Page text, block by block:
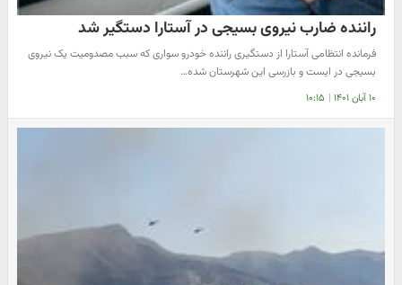
راننده ضارب نیروی بسیجی در آستارا دستگیر شد
فرمانده انتظامی آستارا از دستگیری راننده خودرو سواری که سبب مصدومیت یک نیروی
بسیجی در ایست و بازرسی این شهرستان شده…
۱۰ آبان ۱۴۰۱ | ۱۰:۱۵